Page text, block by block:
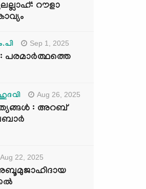
റൗളാ
Sep 1, 2025
പരമാർത്ഥത്തെ
Aug 26, 2025
: അറബ്
Aug 22, 2025